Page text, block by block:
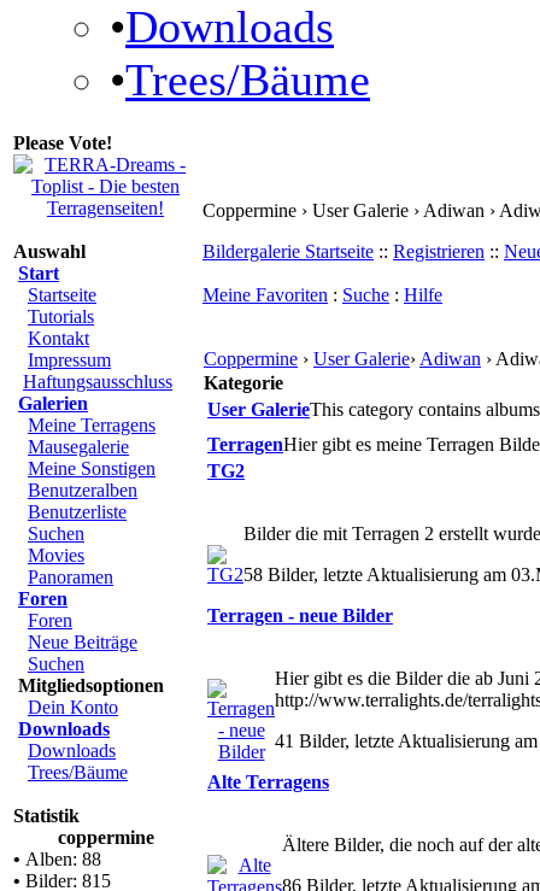
•Downloads
•Trees/Bäume
Please Vote!
Auswahl
Start
Startseite
Tutorials
Kontakt
Impressum
Haftungsausschluss
Galerien
Meine Terragens
Mausegalerie
Meine Sonstigen
Benutzeralben
Benutzerliste
Suchen
Movies
Panoramen
Foren
Foren
Neue Beiträge
Suchen
Mitgliedsoptionen
Dein Konto
Downloads
Downloads
Trees/Bäume
Statistik
coppermine
• Alben: 88
• Bilder: 815
Coppermine › User Galerie › Adiwan ›
Bildergalerie Startseite :: Registrieren ::
Meine Favoriten : Suche : Hilfe
Coppermine › User Galerie› Adiwan ›
Kategorie
User GalerieThis category contains
TerragenHier gibt es meine Terragen
TG2
Bilder die mit Terragen 2 erstellt
58 Bilder, letzte Aktualisierung am
Terragen - neue Bilder
Hier gibt es die Bilder die ab Juni
http://www.terralights.de/
41 Bilder, letzte Aktualisierung
Alte Terragens
Ältere Bilder, die noch auf der
86 Bilder, letzte Aktualisierung